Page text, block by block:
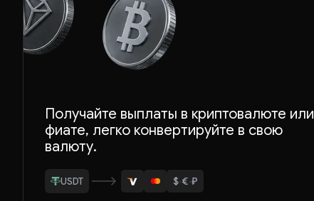
Получайте выплаты в криптовалюте или
фиате, легко конвертируйте в свою
валюту.
ETH
BTC
LTC
$·€·₽